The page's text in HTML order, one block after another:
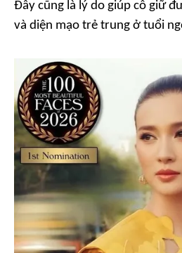
Đây cũng là lý do giúp cô giữ
và diện mạo trẻ trung ở tuổi